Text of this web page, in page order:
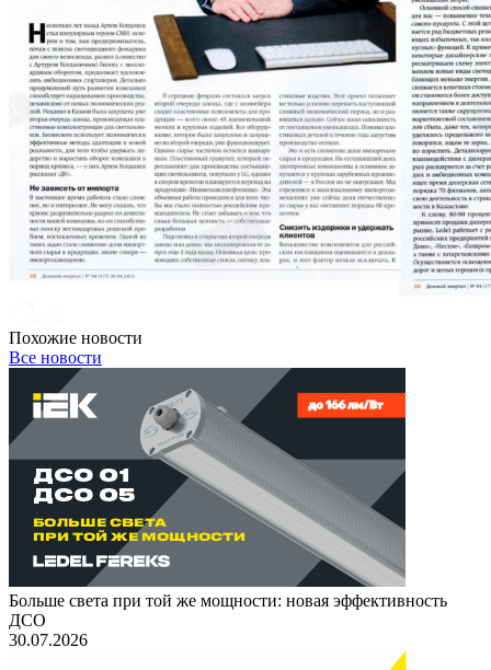
Похожие новости
Все новости
Больше света при той же мощности: новая эффективность
ДСО
30.07.2026